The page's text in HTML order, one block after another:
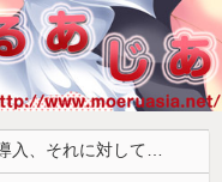
文科省が女性専用の研究者支援制度を導入、それに対して子育て負担に苦しむ若手男性研究者は……